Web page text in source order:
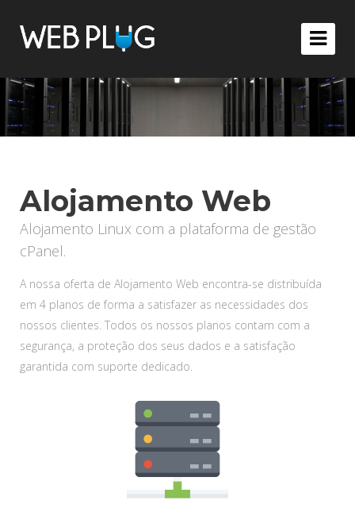
Alojamento Web
Alojamento Linux com a plataforma de gestão
cPanel.
A nossa oferta de Alojamento Web encontra-se distribuída
em 4 planos de forma a satisfazer as necessidades dos
nossos clientes. Todos os nossos planos contam com a
segurança, a proteção dos seus dados e a satisfação
garantida com suporte dedicado.